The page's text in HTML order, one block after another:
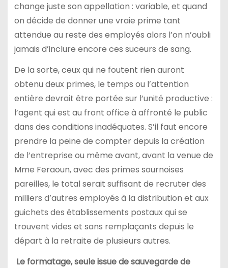
change juste son appellation : variable, et quand
on décide de donner une vraie prime tant
attendue au reste des employés alors l’on n’oubli
jamais d’inclure encore ces suceurs de sang.
De la sorte, ceux qui ne foutent rien auront
obtenu deux primes, le temps ou l’attention
entière devrait être portée sur l’unité productive :
l’agent qui est au front office à affronté le public
dans des conditions inadéquates. S’il faut encore
prendre la peine de compter depuis la création
de l’entreprise ou même avant, avant la venue de
Mme Feraoun, avec des primes sournoises
pareilles, le total serait suffisant de recruter des
milliers d’autres employés à la distribution et aux
guichets des établissements postaux qui se
trouvent vides et sans remplaçants depuis le
départ à la retraite de plusieurs autres.
Le formatage, seule issue de sauvegarde de